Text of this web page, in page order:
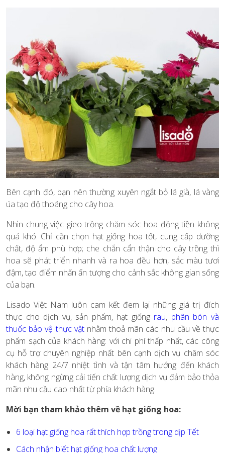
Bên cạnh đó, bạn nên thường xuyên ngắt bỏ lá già, lá vàng
úa tạo độ thoáng cho cây hoa.
Nhìn chung việc gieo trồng chăm sóc hoa đồng tiền không
quá khó. Chỉ cần chọn hạt giống hoa tốt, cung cấp dưỡng
chất, độ ẩm phù hợp; che chắn cẩn thận cho cây trồng thì
hoa sẽ phát triển nhanh và ra hoa đều hơn, sắc màu tươi
đậm, tạo điểm nhấn ấn tượng cho cảnh sắc không gian sống
của bạn.
Lisado Việt Nam luôn cam kết đem lại những giá trị đích
thực cho dịch vụ, sản phẩm, hạt giống rau, phân bón và
thuốc bảo vệ thực vật nhằm thoả mãn các nhu cầu về thực
phẩm sạch của khách hàng: với chi phí thấp nhất, các công
cụ hỗ trợ chuyên nghiệp nhất bên cạnh dịch vụ chăm sóc
khách hàng 24/7 nhiệt tình và tận tâm hướng đến khách
hàng, không ngừng cải tiến chất lượng dịch vụ đảm bảo thỏa
mãn nhu cầu cao nhất từ phía khách hàng.
Mời bạn tham khảo thêm về hạt giống hoa:
6 loại hạt giống hoa rất thích hợp trồng trong dịp Tết
Cách nhận biết hạt giống hoa chất lượng